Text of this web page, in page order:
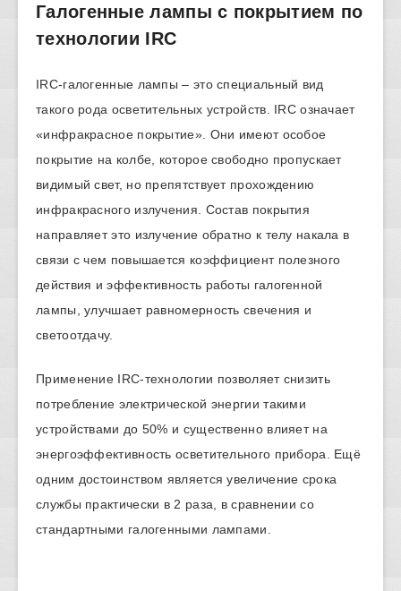
Галогенные лампы с покрытием по
технологии IRC
IRC-галогенные лампы – это специальный вид
такого рода осветительных устройств. IRC означает
«инфракрасное покрытие». Они имеют особое
покрытие на колбе, которое свободно пропускает
видимый свет, но препятствует прохождению
инфракрасного излучения. Состав покрытия
направляет это излучение обратно к телу накала в
связи с чем повышается коэффициент полезного
действия и эффективность работы галогенной
лампы, улучшает равномерность свечения и
светоотдачу.
Применение IRC-технологии позволяет снизить
потребление электрической энергии такими
устройствами до 50% и существенно влияет на
энергоэффективность осветительного прибора. Ещё
одним достоинством является увеличение срока
службы практически в 2 раза, в сравнении со
стандартными галогенными лампами.